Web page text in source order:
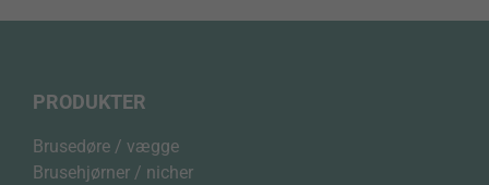
PRODUKTER
Brusedøre / vægge
Brusehjørner / nicher